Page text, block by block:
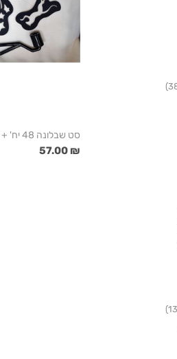
סט שבלונה 48 יח' + רולר לציור על השיער
₪ 57.00